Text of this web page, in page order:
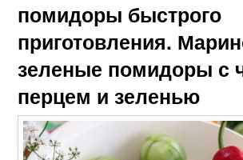
помидоры быстрого
приготовления.
зеленые помидоры с
перцем и зеленью